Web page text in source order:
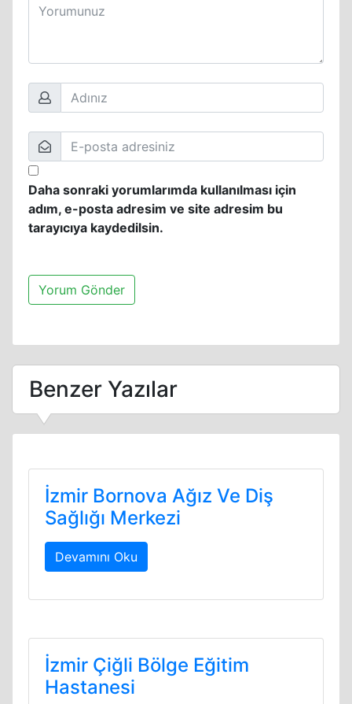
Daha sonraki yorumlarımda kullanılması için
adım, e-posta adresim ve site adresim bu
tarayıcıya kaydedilsin.
Benzer Yazılar
İzmir Bornova Ağız Ve Diş
Sağlığı Merkezi
Devamını Oku
İzmir Çiğli Bölge Eğitim
Hastanesi